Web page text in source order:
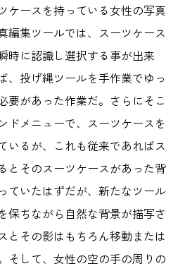
ケースを持っている女性の写真
編集ツールでは、スーツケース
時に認識し選択する事が出来
、投げ縄ツールを手作業でゆっ
要があった作業だ。さらにそこ
ドメニューで、スーツケースを
いるが、これも従来であればス
とそのスーツケースがあった背
ていたはずだが、新たなツール
保ちながら自然な背景が描写さ
とその影はもちろん移動または
そして、女性の空の手の周りの